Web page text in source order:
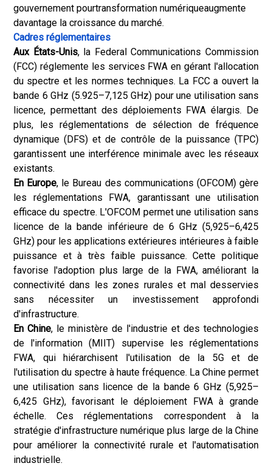
gouvernement pourtransformation numériqueaugmente
davantage la croissance du marché.
Cadres réglementaires
Aux États-Unis, la Federal Communications Commission
(FCC) réglemente les services FWA en gérant l'allocation
du spectre et les normes techniques. La FCC a ouvert la
bande 6 GHz (5.925–7,125 GHz) pour une utilisation sans
licence, permettant des déploiements FWA élargis. De
plus, les réglementations de sélection de fréquence
dynamique (DFS) et de contrôle de la puissance (TPC)
garantissent une interférence minimale avec les réseaux
existants.
En Europe, le Bureau des communications (OFCOM) gère
les réglementations FWA, garantissant une utilisation
efficace du spectre. L'OFCOM permet une utilisation sans
licence de la bande inférieure de 6 GHz (5,925–6,425
GHz) pour les applications extérieures intérieures à faible
puissance et à très faible puissance. Cette politique
favorise l'adoption plus large de la FWA, améliorant la
connectivité dans les zones rurales et mal desservies
sans nécessiter un investissement approfondi
d'infrastructure.
En Chine, le ministère de l'industrie et des technologies
de l'information (MIIT) supervise les réglementations
FWA, qui hiérarchisent l'utilisation de la 5G et de
l'utilisation du spectre à haute fréquence. La Chine permet
une utilisation sans licence de la bande 6 GHz (5,925–
6,425 GHz), favorisant le déploiement FWA à grande
échelle. Ces réglementations correspondent à la
stratégie d'infrastructure numérique plus large de la Chine
pour améliorer la connectivité rurale et l'automatisation
industrielle.